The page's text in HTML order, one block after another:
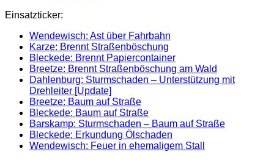
Einsatzticker:
Wendewisch: Ast über Fahrbahn
Karze: Brennt Straßenböschung
Bleckede: Brennt Papiercontainer
Breetze: Brennt Straßenböschung am Wald
Dahlenburg: Sturmschaden – Unterstützung mit
Drehleiter [Update]
Breetze: Baum auf Straße
Bleckede: Baum auf Straße
Barskamp: Sturmschaden – Baum auf Straße
Bleckede: Erkundung Ölschaden
Wendewisch: Feuer in ehemaligem Stall